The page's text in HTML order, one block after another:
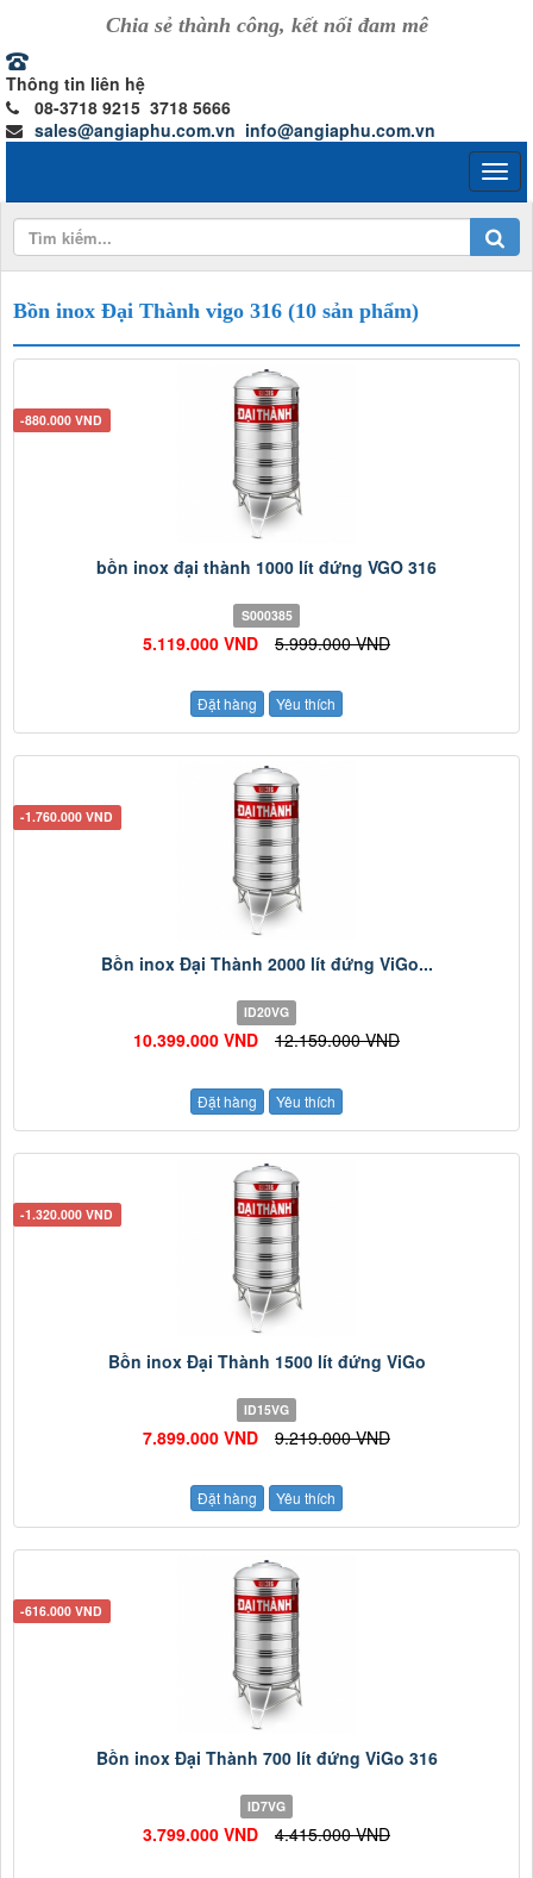
Chia sẻ thành công, kết nối đam mê
Thông tin liên hệ
08-3718 9215 3718 5666
sales@angiaphu.com.vn info@angiaphu.com.vn
Bồn inox Đại Thành vigo 316 (10 sản phẩm)
-880.000 VND
bồn inox đại thành 1000 lít đứng VGO 316
S000385
5.119.000 VND 5.999.000 VND
Đặt hàng Yêu thích
-1.760.000 VND
Bồn inox Đại Thành 2000 lít đứng ViGo...
ID20VG
10.399.000 VND 12.159.000 VND
Đặt hàng Yêu thích
-1.320.000 VND
Bồn inox Đại Thành 1500 lít đứng ViGo
ID15VG
7.899.000 VND 9.219.000 VND
Đặt hàng Yêu thích
-616.000 VND
Bồn inox Đại Thành 700 lít đứng ViGo 316
ID7VG
3.799.000 VND 4.415.000 VND